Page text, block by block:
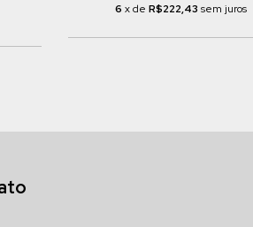
6 x de R$222,43 sem juros